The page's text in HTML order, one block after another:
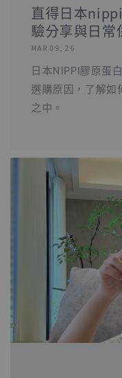
直得日本
驗分享與日常
MAR 09, 26
日本NIPPI膠原蛋
選購原因，了解如
之中。